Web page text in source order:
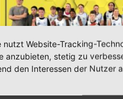
Die U12-3 gewinnt das Heimspiel
nutzt Website-Tracking-
anzubieten, stetig zu
den Interessen der Nutzer